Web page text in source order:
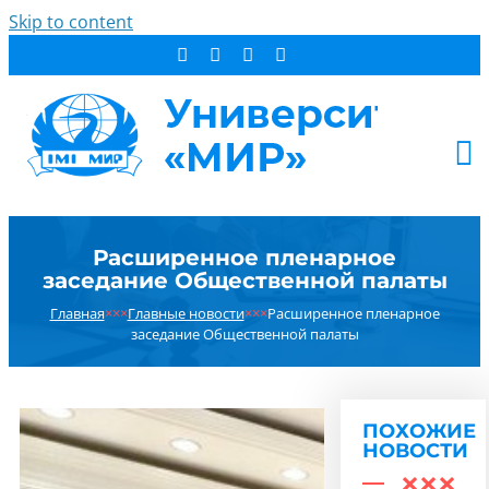
Skip to content
СТУДЕНТУ
ОБ УНИВЕРСИТЕТЕ
НОВОСТИ
РЕЗУЛЬТАТ ПОИСКА:
Расширенное пленарное
заседание Общественной палаты
Главная×××Главные новости×××Расширенное пленарное
заседание Общественной палаты
ПОХОЖИЕ
НОВОСТИ